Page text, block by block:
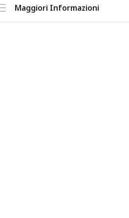
Maggiori Informazioni